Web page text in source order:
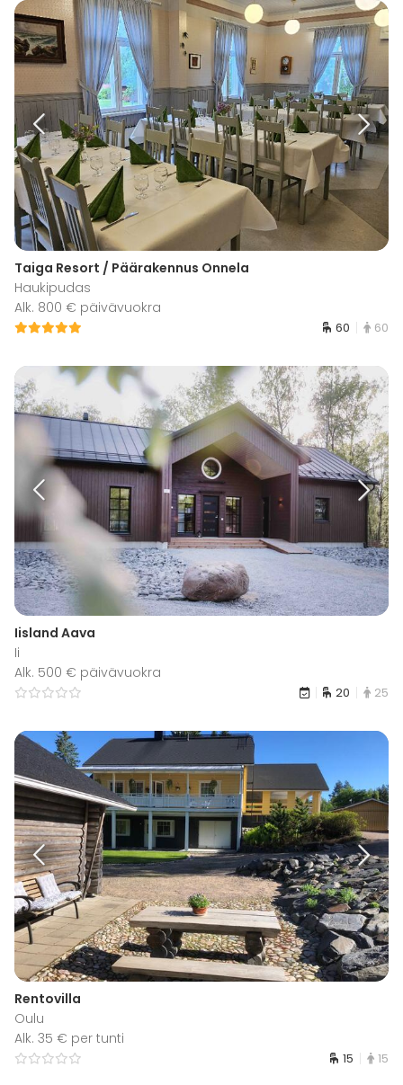
Taiga Resort / Päärakennus Onnela
Haukipudas
Alk. 800 € päivävuokra
60 60
Iisland Aava
Ii
Alk. 500 € päivävuokra
20 25
Rentovilla
Oulu
Alk. 35 € per tunti
15 15